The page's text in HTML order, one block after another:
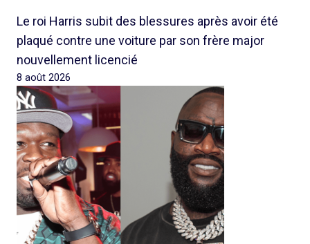
Le roi Harris subit des blessures après avoir été
plaqué contre une voiture par son frère major
nouvellement licencié
8 août 2026